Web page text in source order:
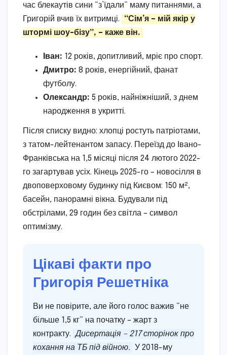
час блекаутів сини “з’їдали” маму питаннями, а
Григорій вчив їх витримці.
“Сім’я – мій якір у
штормі шоу-бізу”, – каже він.
Іван: 12 років, допитливий, мріє про спорт.
Дмитро: 8 років, енергійний, фанат
футболу.
Олександр: 5 років, найніжніший, з днем
народження в укритті.
Після списку видно: хлопці ростуть патріотами,
з татом-лейтенантом запасу. Переїзд до Івано-
Франківська на 1,5 місяці після 24 лютого 2022-
го загартував усіх. Кінець 2025-го – новосілля в
двоповерховому будинку під Києвом: 150 м²,
басейн, панорамні вікна. Будували під
обстрілами, 29 годин без світла – символ
оптимізму.
Цікаві факти про
Григорія Решетніка
Ви не повірите, але його голос важив “не
більше 1,5 кг” на початку – жарт з
контракту. Дисертація – 217 сторінок про
кохання на ТБ під війною.
У 2018-му